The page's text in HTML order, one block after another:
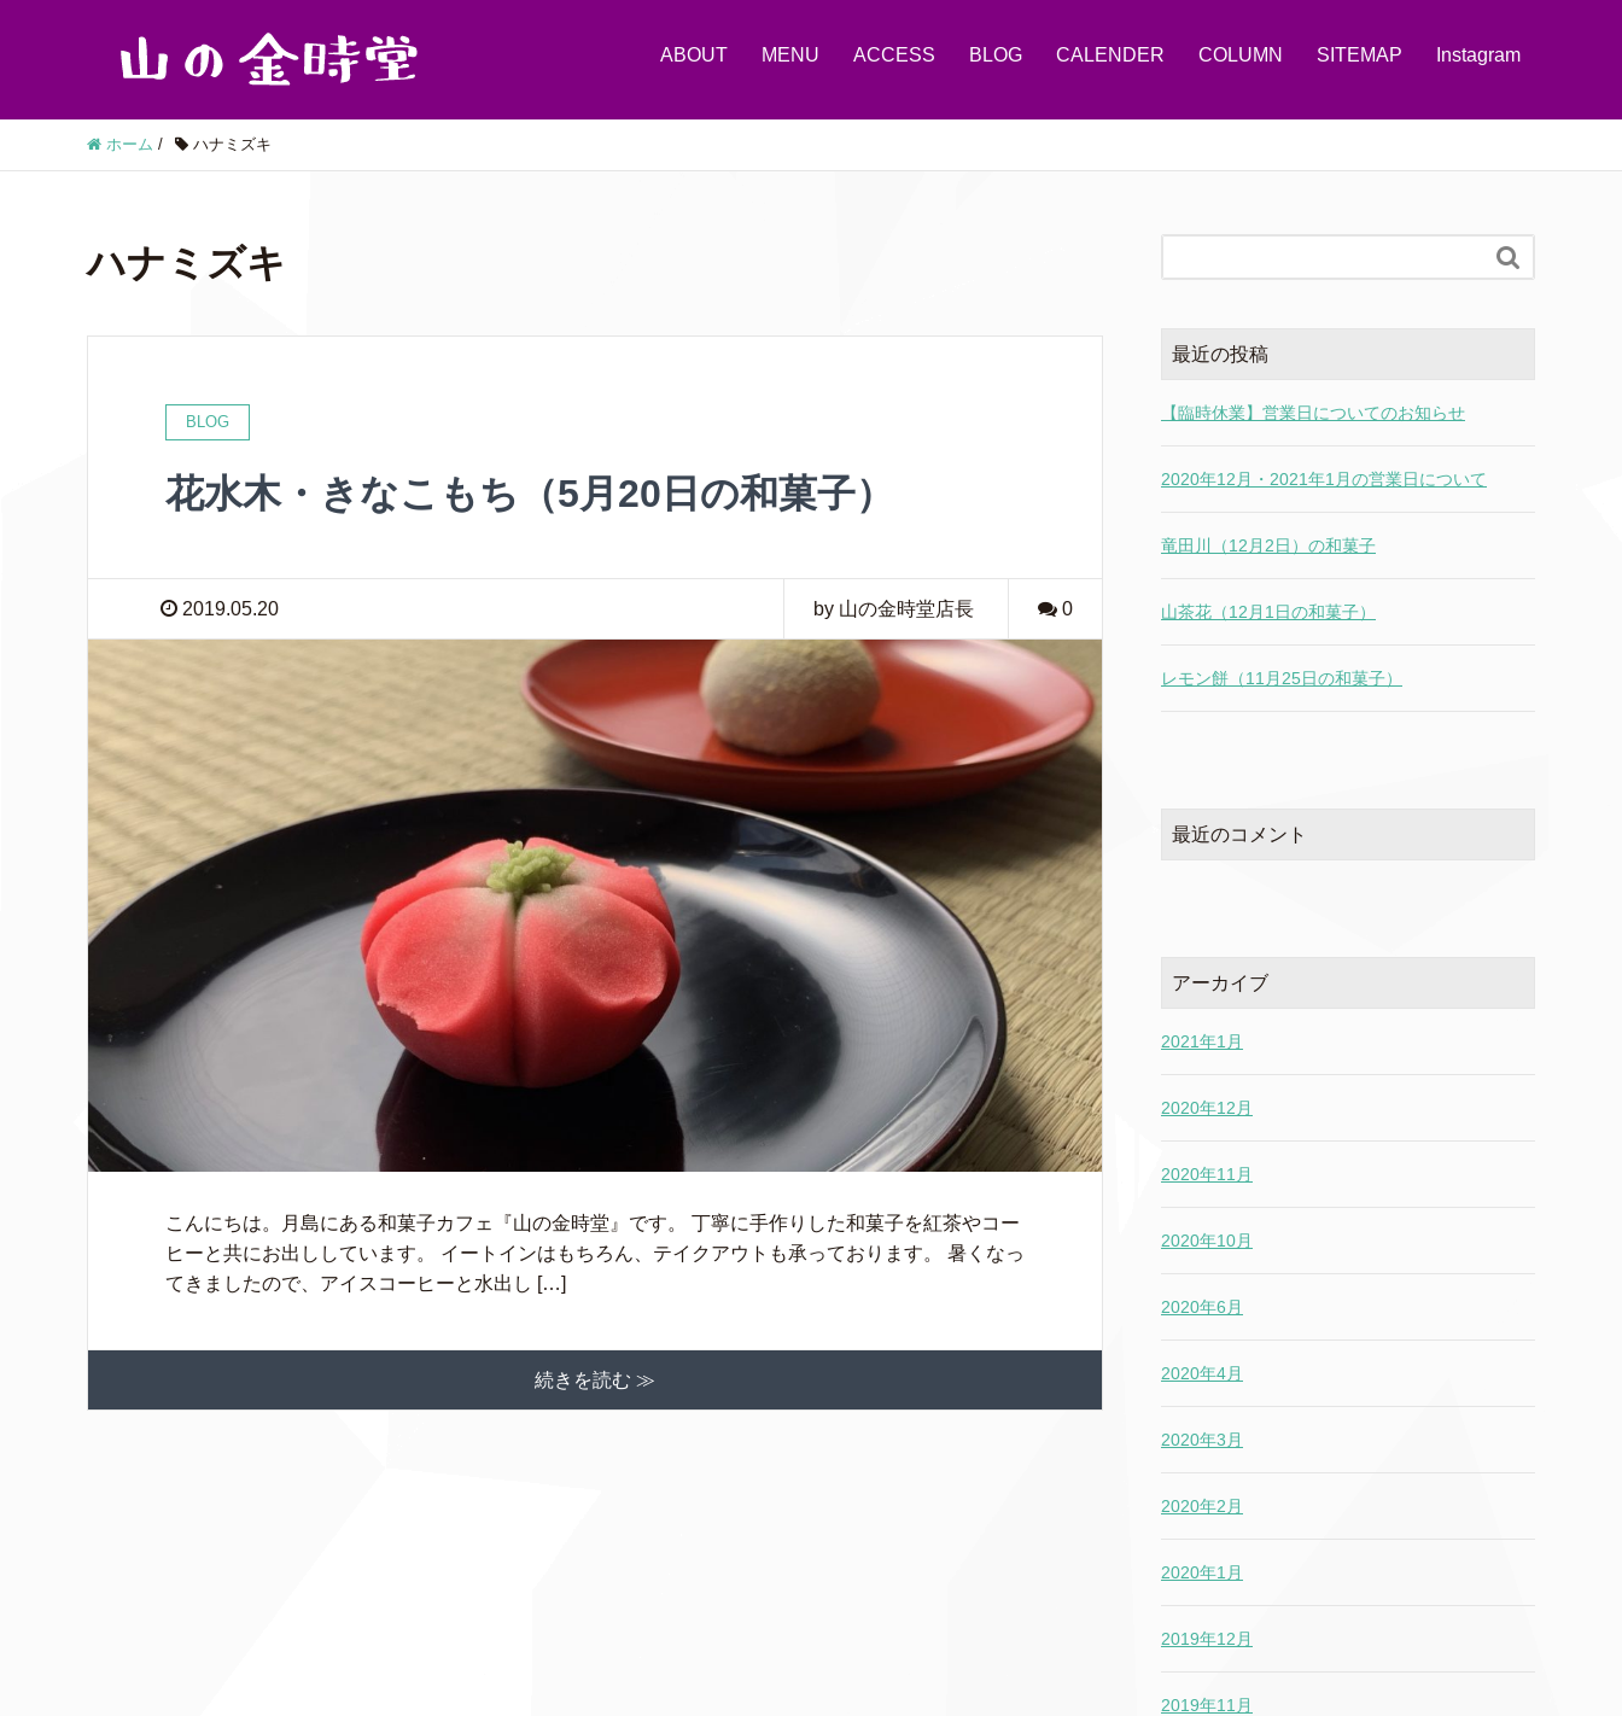
ABOUT MENU ACCESS BLOG CALENDER COLUMN SITEMAP Instagram
ホーム / ハナミズキ
ハナミズキ
BLOG
花水木・きなこもち（5月20日の和菓子）
2019.05.20 by 山の金時堂店長 0
こんにちは。月島にある和菓子カフェ『山の金時堂』です。 丁寧に手作りした和菓子を紅茶やコー
ヒーと共にお出ししています。 イートインはもちろん、テイクアウトも承っております。 暑くなっ
てきましたので、アイスコーヒーと水出し […]
続きを読む ≫

最近の投稿
【臨時休業】営業日についてのお知らせ
2020年12月・2021年1月の営業日について
竜田川（12月2日）の和菓子
山茶花（12月1日の和菓子）
レモン餅（11月25日の和菓子）
最近のコメント
アーカイブ
2021年1月
2020年12月
2020年11月
2020年10月
2020年6月
2020年4月
2020年3月
2020年2月
2020年1月
2019年12月
2019年11月